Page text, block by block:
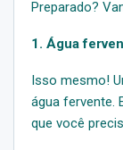
Preparado?
1. Água
Isso mesmo!
água fervente.
que você